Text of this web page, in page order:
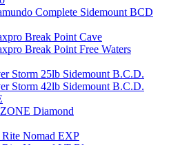
Complete Sidemount BCD
Break Point Cave
Break Point Free Waters
Storm 25lb Sidemount B.C.D.
Storm 42lb Sidemount B.C.D.
Diamond
Nomad EXP